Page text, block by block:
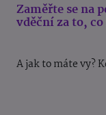
Zaměřte se na
vděční za to,
A jak to máte vy?